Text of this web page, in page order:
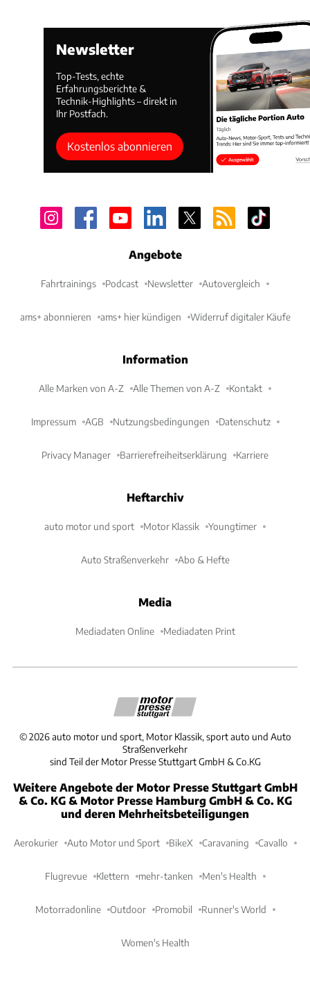
Newsletter
Top-Tests, echte
Erfahrungsberichte &
Technik-Highlights – direkt in
Ihr Postfach.
Kostenlos abonnieren
Angebote
Fahrtrainings Podcast Newsletter Autovergleich
ams+ abonnieren ams+ hier kündigen Widerruf digitaler Käufe
Information
Alle Marken von A-Z Alle Themen von A-Z Kontakt
Impressum AGB Nutzungsbedingungen Datenschutz
Privacy Manager Barrierefreiheitserklärung Karriere
Heftarchiv
auto motor und sport Motor Klassik Youngtimer
Auto Straßenverkehr Abo & Hefte
Media
Mediadaten Online Mediadaten Print
©2026 auto motor und sport, Motor Klassik, sport auto und Auto
Straßenverkehr
sind Teil der Motor Presse Stuttgart GmbH & Co.KG
Weitere Angebote der Motor Presse Stuttgart GmbH
& Co. KG & Motor Presse Hamburg GmbH & Co. KG
und deren Mehrheitsbeteiligungen
Aerokurier Auto Motor und Sport BikeX Caravaning Cavallo
Flugrevue Klettern mehr-tanken Men's Health
Motorradonline Outdoor Promobil Runner's World
Women's Health